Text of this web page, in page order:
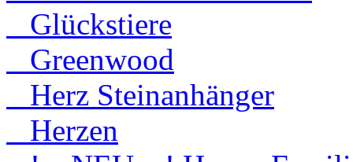
Glückstiere
Greenwood
Herz Steinanhänger
Herzen